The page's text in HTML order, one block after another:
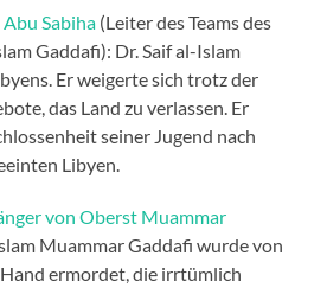
Sabiha (Leiter des Teams des
Gaddafi): Dr. Saif al-Islam
Er weigerte sich trotz der
das Land zu verlassen. Er
seiner Jugend nach
Libyen.
von Oberst Muammar
Muammar Gaddafi wurde von
ermordet, die irrtümlich